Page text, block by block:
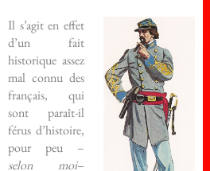
Il s’agit en effet
d’un fait
historique assez
mal connu des
français, qui
sont paraît-il
férus d’histoire,
pour peu –
selon moi–